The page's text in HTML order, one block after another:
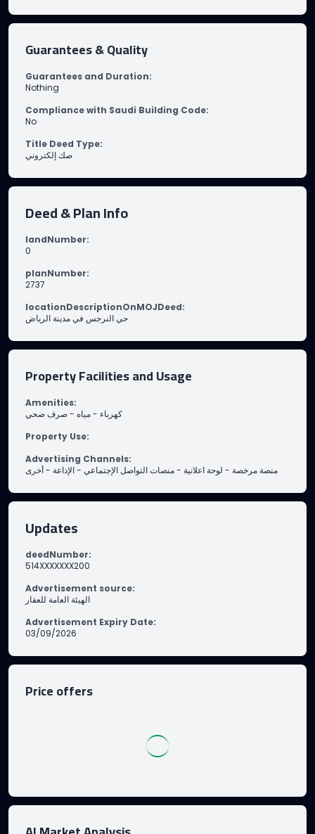
Guarantees & Quality
Guarantees and Duration:
Nothing
Compliance with Saudi Building Code:
No
Title Deed Type:
صك إلكتروني
Deed & Plan Info
landNumber:
0
planNumber:
2737
locationDescriptionOnMOJDeed:
حي النرجس في مدينة الرياض
Property Facilities and Usage
Amenities:
كهرباء -مياه -صرف صحي
Property Use:
Advertising Channels:
منصة مرخصة - لوحة اعلانية -منصات التواصل الإجتماعي -الإذاعة -أخرى
Updates
deedNumber:
514XXXXXXX200
Advertisement source:
الهيئة العامة للعقار
Advertisement Expiry Date:
03/09/2026
Price offers